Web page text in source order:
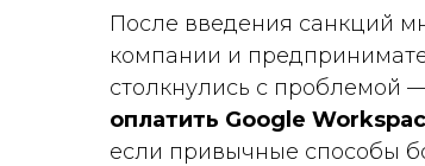
После введения санкций
компании и
столкнулись с проблемой
оплатить Google
если привычные способы